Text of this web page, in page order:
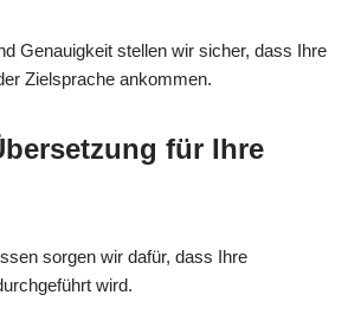
Genauigkeit stellen wir sicher, dass Ihre
Zielsprache ankommen.
für Ihre
sorgen wir dafür, dass Ihre
wird.